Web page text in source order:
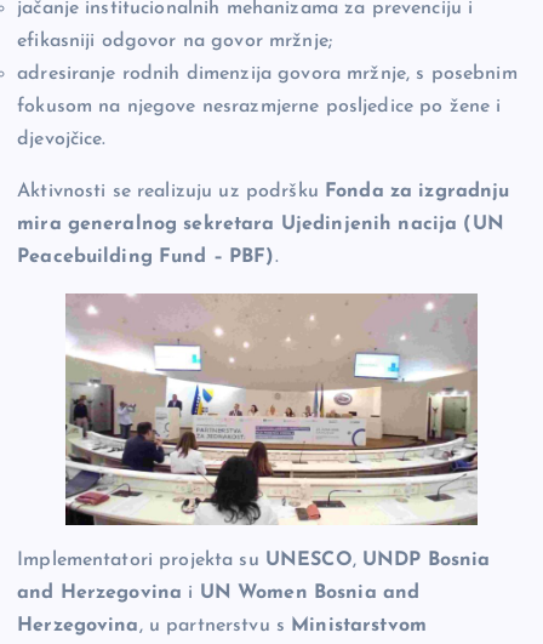
jačanje institucionalnih mehanizama za prevenciju i
efikasniji odgovor na govor mržnje;
adresiranje rodnih dimenzija govora mržnje, s posebnim
fokusom na njegove nesrazmjerne posljedice po žene i
djevojčice.
Aktivnosti se realizuju uz podršku
Fonda za izgradnju
mira generalnog sekretara Ujedinjenih nacija (UN
Peacebuilding Fund – PBF).
Implementatori projekta su UNESCO, UNDP Bosnia
and Herzegovina i UN Women Bosnia and
Herzegovina, u partnerstvu s Ministarstvom